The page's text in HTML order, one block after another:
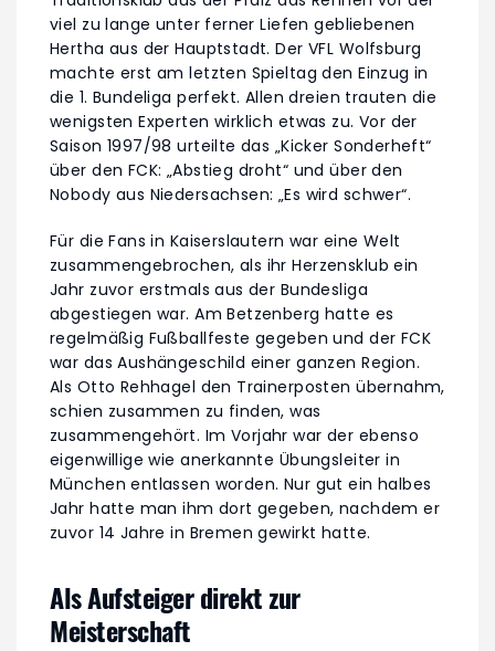
viel zu lange unter ferner Liefen gebliebenen
Hertha aus der Hauptstadt. Der VFL Wolfsburg
machte erst am letzten Spieltag den Einzug in
die 1. Bundeliga perfekt. Allen dreien trauten die
wenigsten Experten wirklich etwas zu. Vor der
Saison 1997/98 urteilte das „Kicker Sonderheft“
über den FCK: „Abstieg droht“ und über den
Nobody aus Niedersachsen: „Es wird schwer“.
Für die Fans in Kaiserslautern war eine Welt
zusammengebrochen, als ihr Herzensklub ein
Jahr zuvor erstmals aus der Bundesliga
abgestiegen war. Am Betzenberg hatte es
regelmäßig Fußballfeste gegeben und der FCK
war das Aushängeschild einer ganzen Region.
Als Otto Rehhagel den Trainerposten übernahm,
schien zusammen zu finden, was
zusammengehört. Im Vorjahr war der ebenso
eigenwillige wie anerkannte Übungsleiter in
München entlassen worden. Nur gut ein halbes
Jahr hatte man ihm dort gegeben, nachdem er
zuvor 14 Jahre in Bremen gewirkt hatte.
Als Aufsteiger direkt zur
Meisterschaft